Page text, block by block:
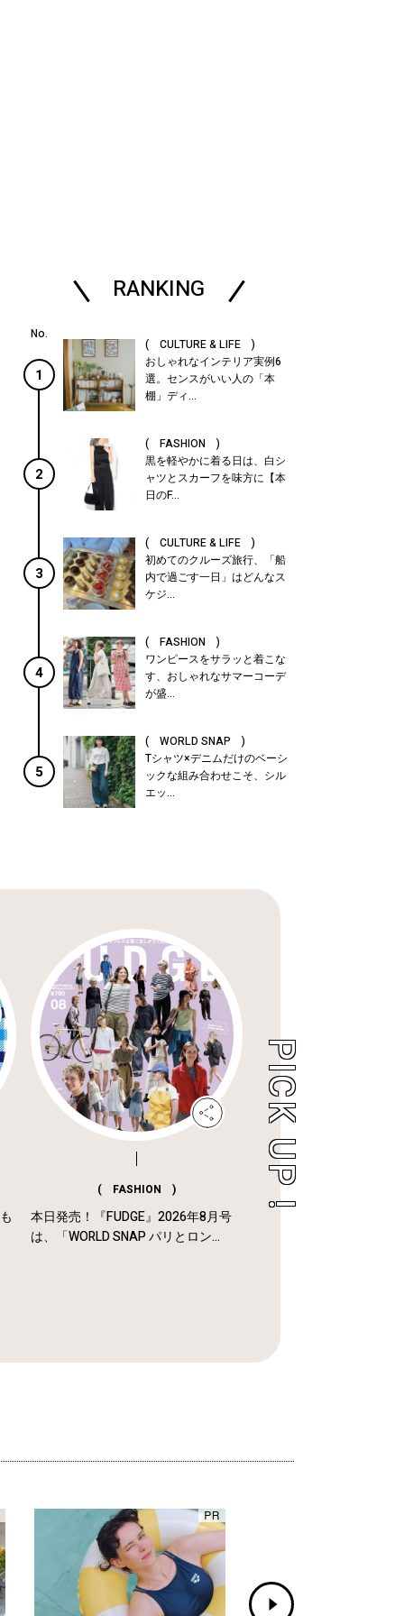
RANKING
1
( CULTURE & LIFE )
おしゃれなインテリア実例6
選。センスがいい人の「本
棚」ディ...
2
( FASHION )
黒を軽やかに着る日は、白シ
ャツとスカーフを味方に【本
日のF...
3
( CULTURE & LIFE )
初めてのクルーズ旅行、「船
内で過ごす一日」はどんなス
ケジ...
4
( FASHION )
ワンピースをサラッと着こな
す、おしゃれなサマーコーデ
が盛...
5
( WORLD SNAP )
Tシャツ×デニムだけのベーシ
ックな組み合わせこそ、シル
エッ...
( FASHION )
本日発売！『FUDGE』2026年8月号
は、「WORLD SNAP パリとロン...